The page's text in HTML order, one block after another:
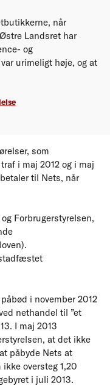
når
Landsret har
og
urimeligt høje, og at
som
i maj 2012 og i maj
til Nets, når
Forbrugerstyrelsen,
i november 2012
nethandel til ”et
I maj 2013
at det ikke
påbyde Nets at
oversteg 1,20
i juli 2013.